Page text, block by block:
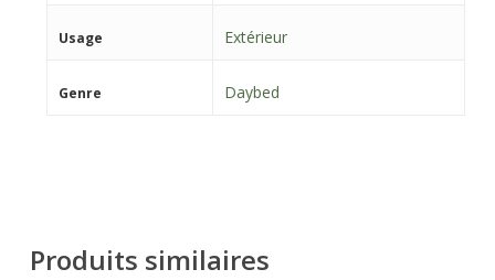
Usage Extérieur
Genre Daybed
Produits similaires